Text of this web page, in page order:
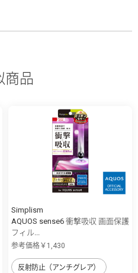
商品
Simplism
AQUOS sense6 衝撃吸収 画面保護
フィル...
参考価格￥1,430
反射防止（アンチグレア）